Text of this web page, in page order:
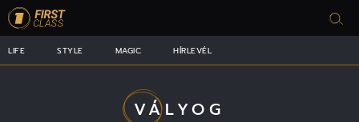
LIFE STYLE MAGIC HÍRLEVÉL
VÁLYOG